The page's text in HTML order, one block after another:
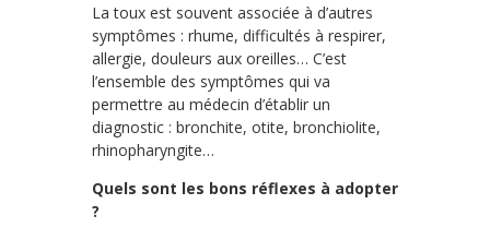
La toux est souvent associée à d’autres
symptômes : rhume, difficultés à respirer,
allergie, douleurs aux oreilles… C’est
l’ensemble des symptômes qui va
permettre au médecin d’établir un
diagnostic : bronchite, otite, bronchiolite,
rhinopharyngite…
Quels sont les bons réflexes à adopter
?